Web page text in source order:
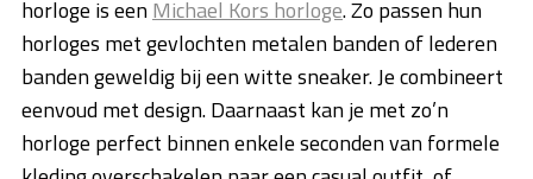
horloge is eenMichael Kors horloge. Zo passen hun
horloges met gevlochten metalen banden of lederen
banden geweldig bij een witte sneaker. Je combineert
eenvoud met design. Daarnaast kan je met zo’n
horloge perfect binnen enkele seconden van formele